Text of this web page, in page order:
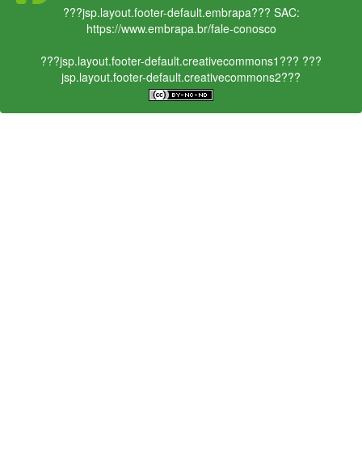
???jsp.layout.footer-default.embrapa??? SAC:
https://www.embrapa.br/fale-conosco
???jsp.layout.footer-default.creativecommons1??? ???
jsp.layout.footer-default.creativecommons2???